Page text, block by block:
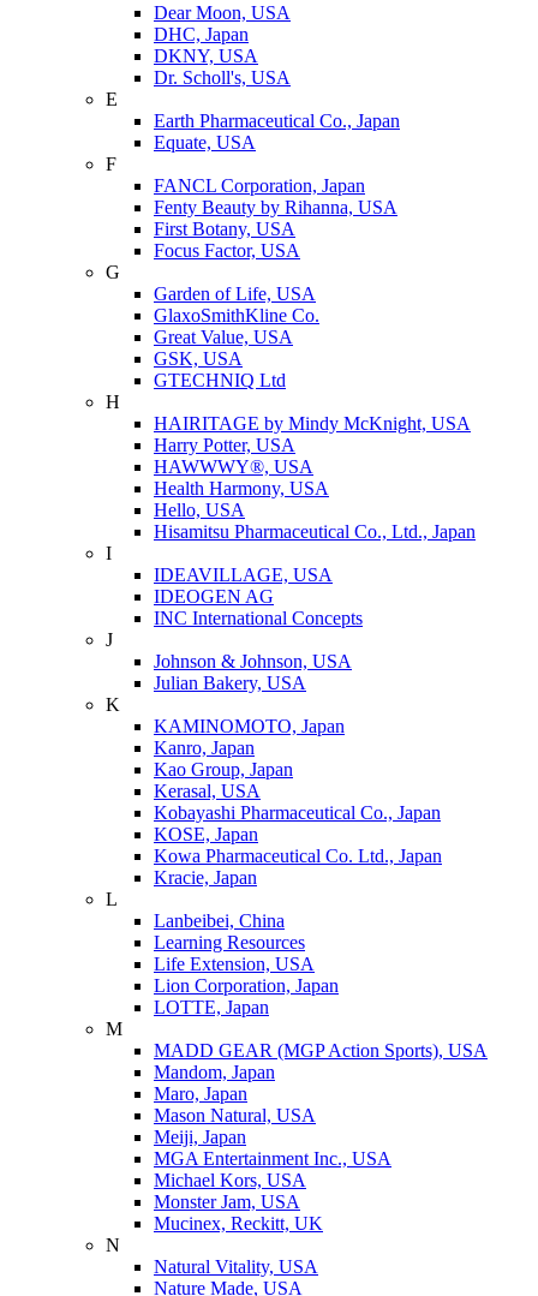
Dear Moon, USA
DHC, Japan
DKNY, USA
Dr. Scholl's, USA
E
Earth Pharmaceutical Co., Japan
Equate, USA
F
FANCL Corporation, Japan
Fenty Beauty by Rihanna, USA
First Botany, USA
Focus Factor, USA
G
Garden of Life, USA
GlaxoSmithKline Co.
Great Value, USA
GSK, USA
GTECHNIQ Ltd
H
HAIRITAGE by Mindy McKnight, USA
Harry Potter, USA
HAWWWY®, USA
Health Harmony, USA
Hello, USA
Hisamitsu Pharmaceutical Co., Ltd., Japan
I
IDEAVILLAGE, USA
IDEOGEN AG
INC International Concepts
J
Johnson & Johnson, USA
Julian Bakery, USA
K
KAMINOMOTO, Japan
Kanro, Japan
Kao Group, Japan
Kerasal, USA
Kobayashi Pharmaceutical Co., Japan
KOSE, Japan
Kowa Pharmaceutical Co. Ltd., Japan
Kracie, Japan
L
Lanbeibei, China
Learning Resources
Life Extension, USA
Lion Corporation, Japan
LOTTE, Japan
M
MADD GEAR (MGP Action Sports), USA
Mandom, Japan
Maro, Japan
Mason Natural, USA
Meiji, Japan
MGA Entertainment Inc., USA
Michael Kors, USA
Monster Jam, USA
Mucinex, Reckitt, UK
N
Natural Vitality, USA
Nature Made, USA